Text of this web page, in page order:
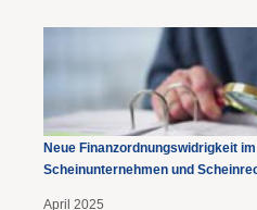
Neue Finanzordnungs­widrigkeit
Scheinunternehmen und
April 2025